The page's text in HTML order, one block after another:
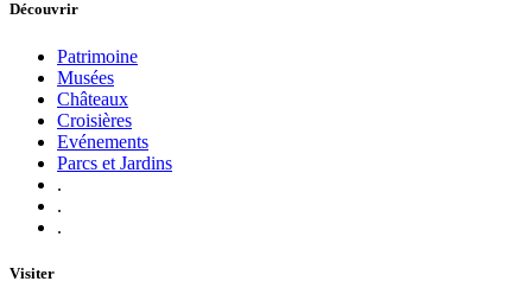
Découvrir
Patrimoine
Musées
Châteaux
Croisières
Evénements
Parcs et Jardins
.
.
.
Visiter